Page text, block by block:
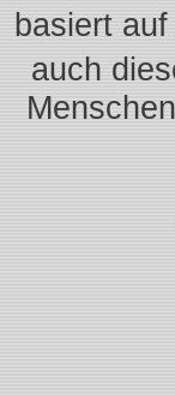
basiert
auch